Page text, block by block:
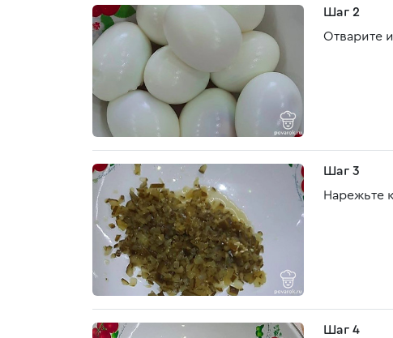
Шаг 2
Отварите
Шаг 3
Нарежьте
Шаг 4